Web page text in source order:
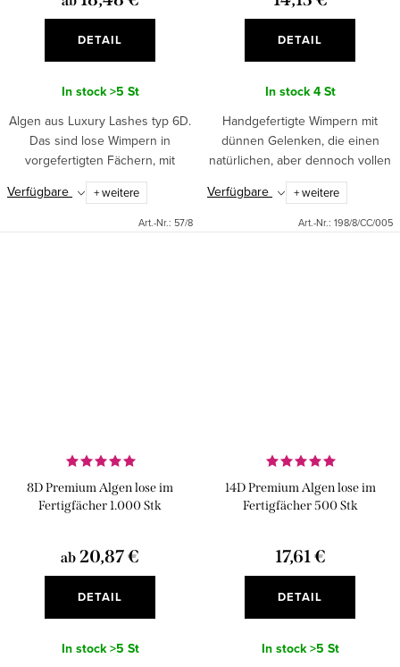
DETAIL
In stock>5 St
Algen aus Luxury Lashes typ 6D.
Das sind lose Wimpern in
vorgefertigten Fächern, mit
denen Sie perfektes Volumen
erzielen können. Die Wimpern
sind in verschiedenen Kurven
Verfügbare + weitere
Art.-Nr.: 57/8
DETAIL
In stock4 St
Handgefertigte Wimpern mit
dünnen Gelenken, die einen
natürlichen, aber dennoch vollen
und intensiven Look verleihen.
Ideal zum schnellen und präzisen
Auftragen und für alle...
Verfügbare + weitere
Art.-Nr.: 198/8/CC/005
8D Premium Algen lose im
Fertigfächer 1.000 Stk
ab 20,87 €
DETAIL
In stock>5 St
14D Premium Algen lose im
Fertigfächer 500 Stk
17,61 €
DETAIL
In stock>5 St